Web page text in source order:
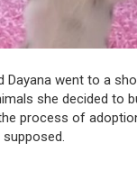
Dayana went to a
she decided to
process of